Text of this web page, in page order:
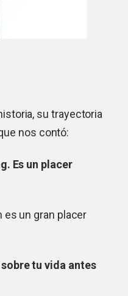
su trayectoria
nos contó:
Es un placer
es un gran placer
tu vida antes